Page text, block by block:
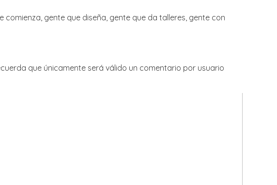
gente que diseña, gente que da talleres, gente con
que únicamente será válido un comentario por usuario